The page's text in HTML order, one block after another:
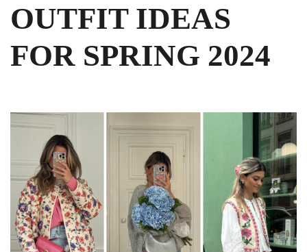
OUTFIT IDEAS
FOR SPRING 2024